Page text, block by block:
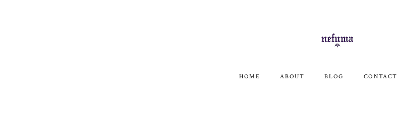
HOME ABOUT BLOG CONTACT